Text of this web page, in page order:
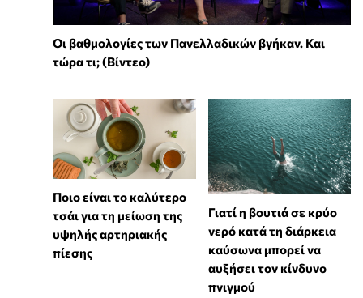
Οι βαθμολογίες των Πανελλαδικών βγήκαν. Και
τώρα τι; (Βίντεο)
Ποιο είναι το καλύτερο
τσάι για τη μείωση της
υψηλής αρτηριακής
πίεσης
Γιατί η βουτιά σε κρύο
νερό κατά τη διάρκεια
καύσωνα μπορεί να
αυξήσει τον κίνδυνο
πνιγμού